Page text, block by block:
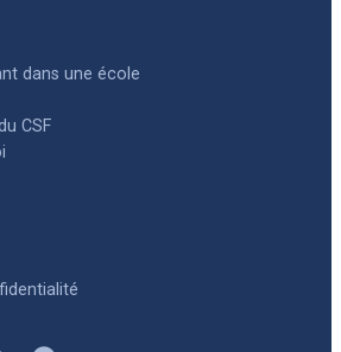
dans une école
CSF